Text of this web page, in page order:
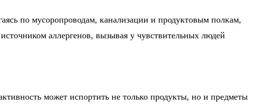
по мусоропроводам, канализации и продуктовым полкам,
аллергенов, вызывая у чувствительных людей
может испортить не только продукты, но и предметы